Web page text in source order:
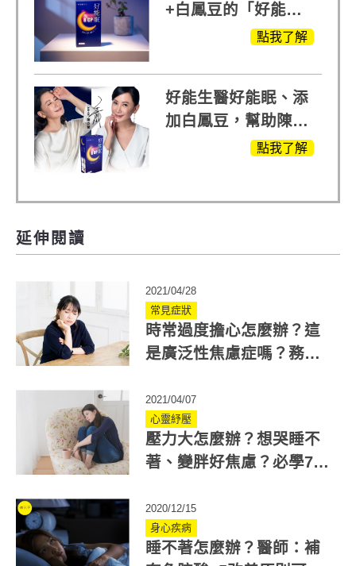
+白鳳豆的「好能
眠」，獨家專利配
點我了解
好能生醫好能眠、添
加白鳳豆，幫助陳亞
蘭入睡的力量點我了解
延伸閱讀
2021/04/28
常見症狀
時常過度擔心怎麼辦？這
是廣泛性焦慮症嗎？務必
2021/04/07
心靈紓壓
壓力大怎麼辦？想哭睡不
著、變胖好焦慮？必學7方
2020/12/15
身心疾病
睡不著怎麼辦？醫師：補